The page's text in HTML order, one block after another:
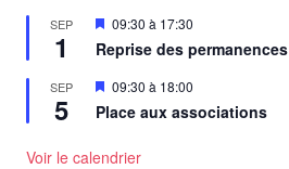
SEP
1
Mis
avant
09:30 à 17:30
Reprise des permanences
SEP
5
Mis
avant
09:30 à 18:00
Place aux associations
Voir le calendrier